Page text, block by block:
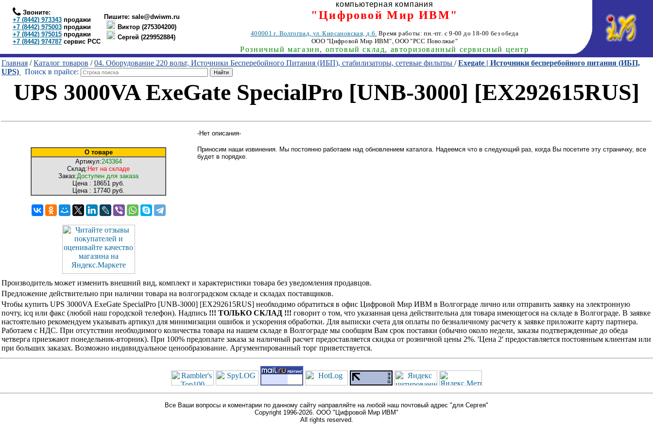
Звоните:
+7 (8442) 973343 продажи
+7 (8442) 975003 продажи
+7 (8442) 975015 продажи
+7 (8442) 974787 сервис РСС
Пишите: sale@dwiwm.ru
Виктор (275304200)
Сергей (229952884)
компьютерная компания
"Цифровой Мир ИВМ"
400001г. Волгоград, ул. Кирсановская, д.6. Время работы: пн.-пт. с 9-00 до 18-00 без обеда
ООО "Цифровой Мир ИВМ", ООО "РСС Поволжье"
Розничный магазин, оптовый склад, авторизованный сервисный центр
Главная /Каталог товаров /04. Оборудование 220 вольт, Источники Бесперебойного Питания (ИБП), стабилизаторы, сетевые фильтры /Exegate | Источники бесперебойного питания (ИБП,
UPS)
Поиск в прайсе:
UPS 3000VA ExeGate SpecialPro [UNB-3000] [EX292615RUS]
О товаре
Артикул:243364
Склад: Нет на складе
Заказ:Доступен для заказа
Цена : 18651 руб.
Цена : 17740 руб.
-Нет описания-
Приносим наши извинения. Мы постоянно работаем над обновлением каталога. Надеемся что в следующий раз, когда Вы посетите эту страничку, все
будет в порядке.
Производитель может изменить внешний вид, комплект и характеристики товара без уведомления продавцов.
Предложение действительно при наличии товара на волгоградском складе и складах поставщиков.
Чтобы купить UPS 3000VA ExeGate SpecialPro [UNB-3000] [EX292615RUS] необходимо обратиться в офис Цифровой Мир ИВМ в Волгограде лично или отправить заявку на электронную
почту, icq или факс (любой наш городской телефон). Надпись !!! ТОЛЬКО СКЛАД !!! говорит о том, что указанная цена действительна для товара имеющегося на складе в Волгограде. В заявке
настоятельно рекомендуем указывать артикул для минимизации ошибок и ускорения обработки. Для выписки счета для оплаты по безналичному расчету к заявке приложите карту партнера.
Работаем с НДС. При отсутствии необходимого количества товара на нашем складе в Волгограде мы сообщим Вам срок поставки (обычно около недели, заказы подтвержденные до обеда
четверга приезжают понедельник-вторник). При 100% предоплате заказа за наличный расчет предоставляется скидка от розничной цены 2%. 'Цена 2' предоставляется постоянным клиентам или
при больших заказах. Возможно индивидуальное ценообразование. Аргументированный торг приветствуется.
Все Ваши вопросы и коментарии по данному сайту направляйте на любой наш почтовый адрес "для Сергея"
Copyright 1996-2026. ООО "Цифровой Мир ИВМ"
All rights reserved.